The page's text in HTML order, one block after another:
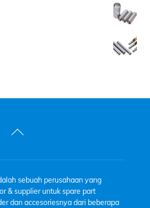
Back
To
sebuah perusahaan yang
& supplier untuk spare part
dan accesoriesnya dari beberapa